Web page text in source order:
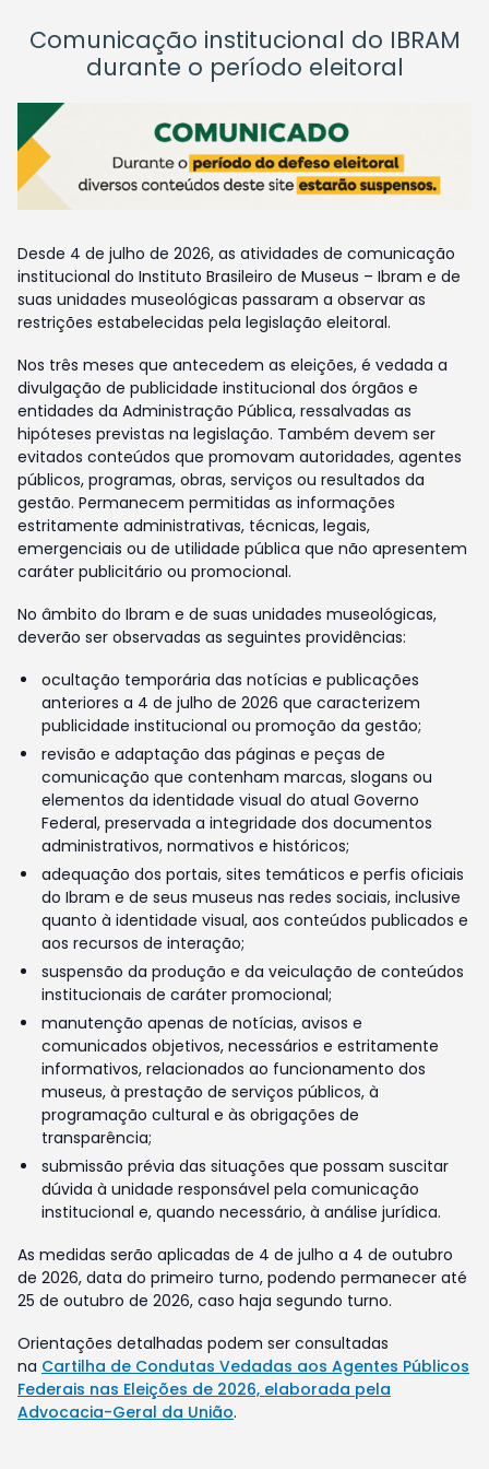
Comunicação institucional do IBRAM
durante o período eleitoral
Desde 4 de julho de 2026, as atividades de comunicação
institucional do Instituto Brasileiro de Museus – Ibram e de
suas unidades museológicas passaram a observar as
restrições estabelecidas pela legislação eleitoral.
Nos três meses que antecedem as eleições, é vedada a
divulgação de publicidade institucional dos órgãos e
entidades da Administração Pública, ressalvadas as
hipóteses previstas na legislação. Também devem ser
evitados conteúdos que promovam autoridades, agentes
públicos, programas, obras, serviços ou resultados da
gestão. Permanecem permitidas as informações
estritamente administrativas, técnicas, legais,
emergenciais ou de utilidade pública que não apresentem
caráter publicitário ou promocional.
No âmbito do Ibram e de suas unidades museológicas,
deverão ser observadas as seguintes providências:
ocultação temporária das notícias e publicações
anteriores a 4 de julho de 2026 que caracterizem
publicidade institucional ou promoção da gestão;
revisão e adaptação das páginas e peças de
comunicação que contenham marcas, slogans ou
elementos da identidade visual do atual Governo
Federal, preservada a integridade dos documentos
administrativos, normativos e históricos;
adequação dos portais, sites temáticos e perfis oficiais
do Ibram e de seus museus nas redes sociais, inclusive
quanto à identidade visual, aos conteúdos publicados e
aos recursos de interação;
suspensão da produção e da veiculação de conteúdos
institucionais de caráter promocional;
manutenção apenas de notícias, avisos e
comunicados objetivos, necessários e estritamente
informativos, relacionados ao funcionamento dos
museus, à prestação de serviços públicos, à
programação cultural e às obrigações de
transparência;
submissão prévia das situações que possam suscitar
dúvida à unidade responsável pela comunicação
institucional e, quando necessário, à análise jurídica.
As medidas serão aplicadas de 4 de julho a 4 de outubro
de 2026, data do primeiro turno, podendo permanecer até
25 de outubro de 2026, caso haja segundo turno.
Orientações detalhadas podem ser consultadas
na Cartilha de Condutas Vedadas aos Agentes Públicos
Federais nas Eleições de 2026, elaborada pela
Advocacia-Geral da União.